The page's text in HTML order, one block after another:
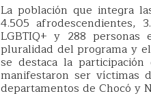
La población que integra
4.505 afrodescendientes,
LGBTIQ+ y 288
pluralidad del programa y
se destaca la
manifestaron ser víctimas
departamentos de Chocó y